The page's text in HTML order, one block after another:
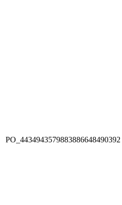
PO_4434943579883886648490392